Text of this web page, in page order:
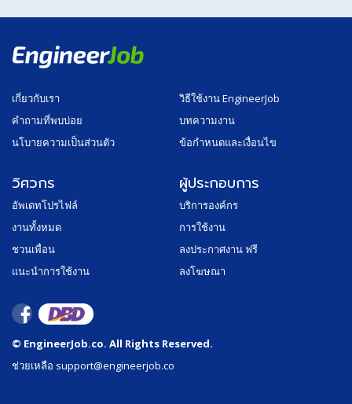
เกี่ยวกับเรา
คำถามที่พบบ่อย
นโบายความเป็นส่วนตัว
วิธีใช้งาน EngineerJob
บทความงาน
ข้อกำหนดและเงื่อนไข
วิศวกร
อัพเดทโปรไฟล์
งานทั้งหมด
ชวนเพื่อน
แนะนำการใช้งาน
ผู้ประกอบการ
บริการองค์กร
การใช้งาน
ลงประกาศงาน ฟรี
ลงโฆษณา
© EngineerJob.co. All Rights Reserved.
ช่วยเหลือ support@engineerjob.co